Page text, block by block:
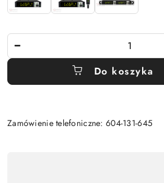
Do koszyka
Zamówienie telefoniczne: 604-131-645